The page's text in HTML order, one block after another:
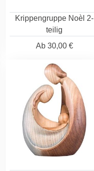
Krippengruppe Noèl 2-
teilig
Ab30,00 €